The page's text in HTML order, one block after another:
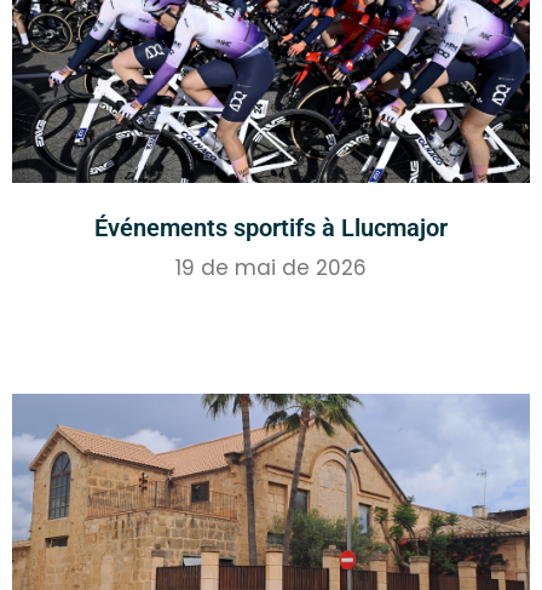
Événements sportifs à Llucmajor
19 de mai de 2026